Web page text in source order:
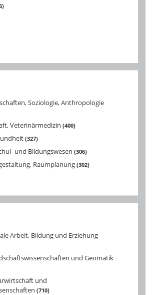
Soziologie, Anthropologie
Veterinärmedizin 400
327
und Bildungswesen 306
Raumplanung 302
Arbeit, Bildung und Erziehung
und Geomatik
und
710